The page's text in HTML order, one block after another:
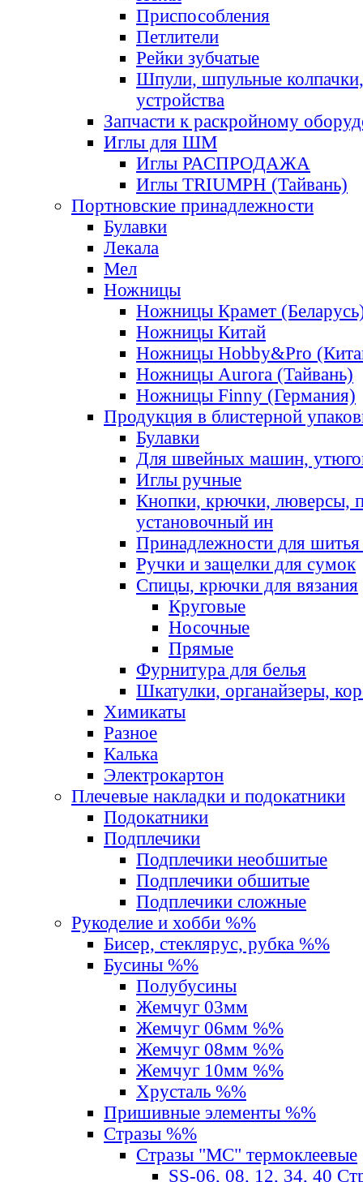
Приспособления
Петлители
Рейки зубчатые
Шпули, шпульные
устройства
Запчасти к раскройному
Иглы для ШМ
Иглы РАСПРОДАЖА
Иглы TRIUMPH (Тайвань)
Портновские принадлежности
Булавки
Лекала
Мел
Ножницы
Ножницы Крамет
Ножницы Китай
Ножницы Hobby&Pro
Ножницы Aurora (Тайвань)
Ножницы Finny (Германия)
Продукция в блистерной
Булавки
Для швейных машин,
Иглы ручные
Кнопки, крючки, люверсы,
установочный ин
Принадлежности для шитья
Ручки и защелки для сумок
Спицы, крючки для вязания
Круговые
Носочные
Прямые
Фурнитура для белья
Шкатулки, органайзеры,
Химикаты
Разное
Калька
Электрокартон
Плечевые накладки и подокатники
Подокатники
Подплечики
Подплечики необшитые
Подплечики обшитые
Подплечики сложные
Рукоделие и хобби %%
Бисер, стеклярус, рубка %%
Бусины %%
Полубусины
Жемчуг 03мм
Жемчуг 06мм %%
Жемчуг 08мм %%
Жемчуг 10мм %%
Хрусталь %%
Пришивные элементы %%
Стразы %%
Стразы "MС" термоклеевые
SS-06, 08, 12, 34, 40